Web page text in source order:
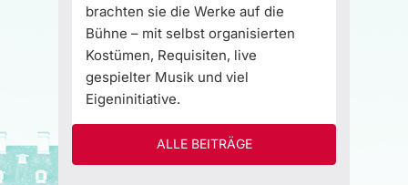
brachten sie die Werke auf die
Bühne – mit selbst organisierten
Kostümen, Requisiten, live
gespielter Musik und viel
Eigeninitiative.
ALLE BEITRÄGE